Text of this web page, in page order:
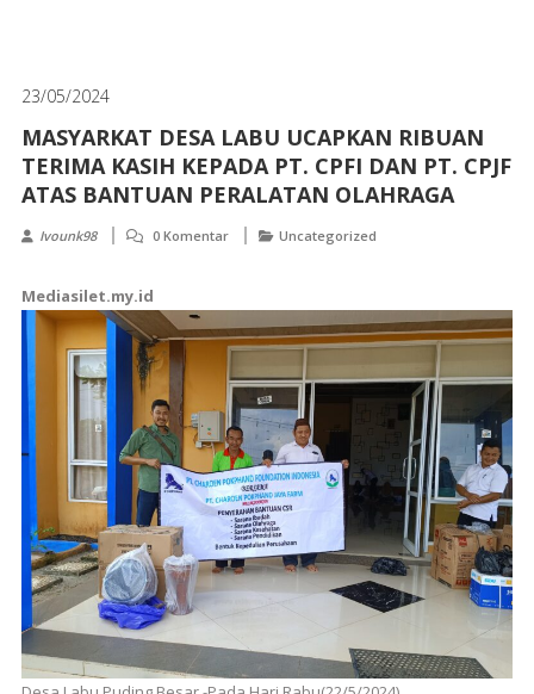
23/05/2024
MASYARKAT DESA LABU UCAPKAN RIBUAN
TERIMA KASIH KEPADA PT. CPFI DAN PT. CPJF
ATAS BANTUAN PERALATAN OLAHRAGA
Ivounk98 0 Komentar Uncategorized
Mediasilet.my.id